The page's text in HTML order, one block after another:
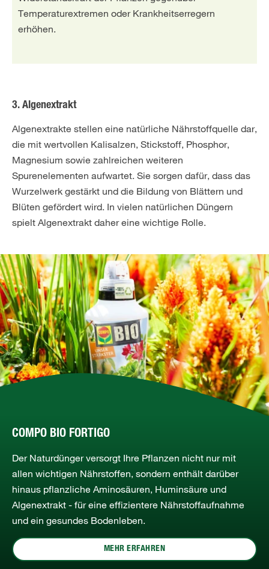
Temperaturextremen oder Krankheitserregern
erhöhen.
3. Algenextrakt
Algenextrakte stellen eine natürliche Nährstoffquelle dar,
die mit wertvollen Kalisalzen, Stickstoff, Phosphor,
Magnesium sowie zahlreichen weiteren
Spurenelementen aufwartet. Sie sorgen dafür, dass das
Wurzelwerk gestärkt und die Bildung von Blättern und
Blüten gefördert wird. In vielen natürlichen Düngern
spielt Algenextrakt daher eine wichtige Rolle.
COMPO BIO FORTIGO
Der Naturdünger versorgt Ihre Pflanzen nicht nur mit
allen wichtigen Nährstoffen, sondern enthält darüber
hinaus pflanzliche Aminosäuren, Huminsäure und
Algenextrakt - für eine effizientere Nährstoffaufnahme
und ein gesundes Bodenleben.
MEHR ERFAHREN